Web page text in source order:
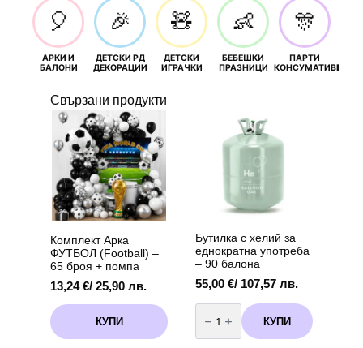
🎈
АРКИ И
БАЛОНИ
🎉
ДЕТСКИ РД
ДЕКОРАЦИИ
🧸
ДЕТСКИ
ИГРАЧКИ
👶
БЕБЕШКИ
ПРАЗНИЦИ
🎊
ПАРТИ
КОНСУМАТИВИ
Свързани продукти
Комплект Арка
ФУТБОЛ (Football) –
65 броя + помпа
13,24€/ 25,90 лв.
КУПИ
Бутилка с хелий за
еднократна употреба
– 90 балона
55,00 €/ 107,57 лв.
количество
за
Бутилка
с
КУПИ